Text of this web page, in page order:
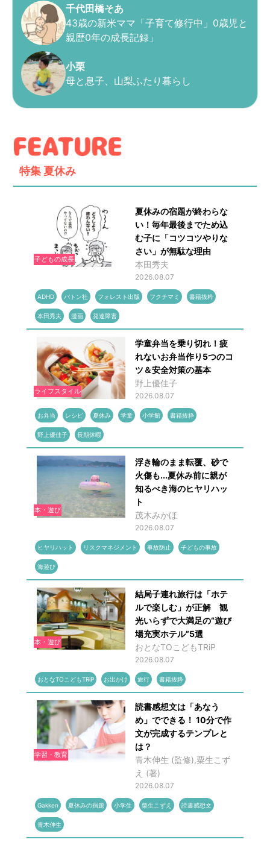
千代田橋そあ
43歳の新米ママ「子育て修行中」0歳児と
親歴0年の成長記録」
小栗
母と息子、山梨ふたり暮らし
特集 夏休み
子どもの成長
夏休みの宿題が終わらな
い！毎年最後までため込
む子に「コツコツやりな
さい」が無駄な理由
本田秀夫
2026.08.07
ADHD バトン社 フォレスト出版 フクチマミ 書籍抜粋
本田秀夫 漫画 発達障害
ライフスタイル
学童弁当を乗り切れ！疲
れないお弁当作り5つのコ
ツ＆安全対策の基本
野上優佳子
2026.08.07
お弁当 レシピ 夏休み 学童 小学館 書籍抜粋
野上優佳子 長期休暇
本・遊び
浮き輪のまま転覆、砂で
火傷も...夏休み前に親が
知るべき海のヒヤリハッ
ト
茂木みかほ
2026.08.07
ヒヤリハット リスクマネジメント 事故防止 子どもの事故
海遊び
本・遊び
結局子連れ旅行は「ホテ
ルで楽しむ」が正解 観
光いらずで大満足の“遊び
場充実ホテル”5選
おとなTOこどもTRiP
2026.08.07
おとなTOこどもTRiP お出かけ 旅行 書籍抜粋
学習・教育
読書感想文は「あなう
め」でできる！ 10分で作
文が完成するテンプレと
は？
青木伸生 (監修),粟生こず
え (著)
2026.08.07
Gakken 夏休みの宿題 小学生 粟生こずえ 読書感想文
青木伸生